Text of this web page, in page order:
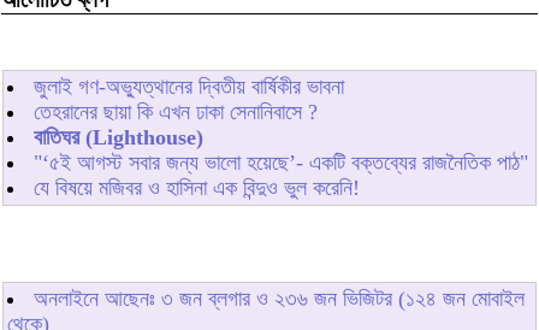
জুলাই গণ-অভ্যুত্থানের দ্বিতীয় বার্ষিকীর ভাবনা
তেহরানের ছায়া কি এখন ঢাকা সেনানিবাসে ?
বাতিঘর (Lighthouse)
"‘৫ই আগস্ট সবার জন্য ভালো হয়েছে’- একটি বক্তব্যের রাজনৈতিক পাঠ"
যে বিষয়ে মজিবর ও হাসিনা এক বিন্দুও ভুল করেনি!
অনলাইনে আছেনঃ ৩ জন ব্লগার ও ২৩৬ জন ভিজিটর (১২৪ জন মোবাইল
থেকে)